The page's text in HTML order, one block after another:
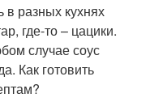
разных кухнях
где-то – цацики.
случае соус
Как готовить